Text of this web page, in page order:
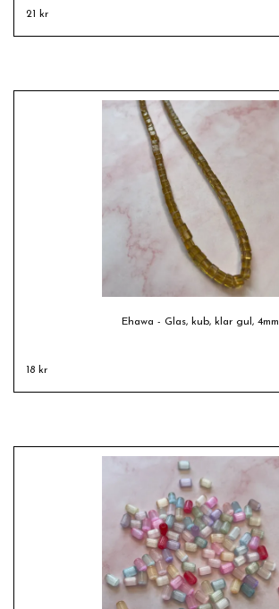
21 kr
Ehawa - Glas, kub, klar gul, 4mm
18 kr